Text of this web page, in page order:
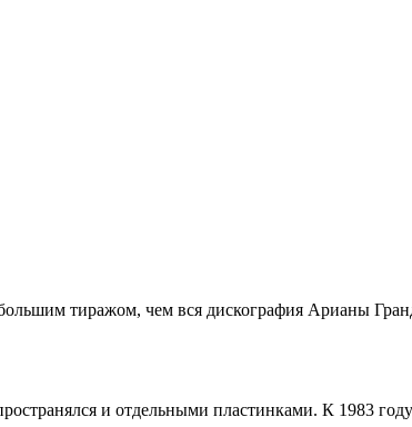
тиражом, чем вся дискография Арианы
и отдельными пластинками. К 1983